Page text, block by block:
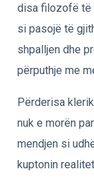
disa filozofë të
si pasojë të
shpalljen dhe
përputhje me
Përderisa
nuk e morën
mendjen si
kuptonin